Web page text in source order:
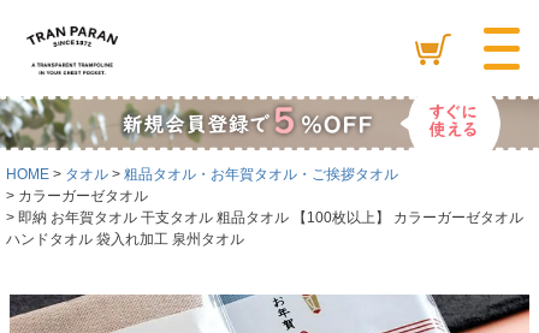
HOME タオル
粗品タオル・お年賀タオル・ご挨拶タオル
カラーガーゼタオル
即納 お年賀タオル 干支タオル 粗品タオル 【100枚以上】 カラーガーゼタオル
ハンドタオル 袋入れ加工 泉州タオル